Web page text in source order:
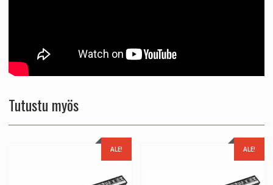
Tutustu myös
ALE! ALE!